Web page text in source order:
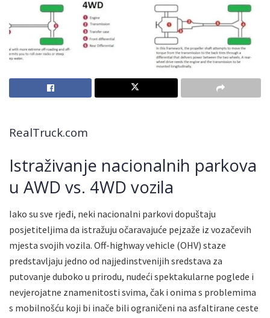
RealTruck.com
Istraživanje nacionalnih parkova
u AWD vs. 4WD vozila
Iako su sve rjeđi, neki nacionalni parkovi dopuštaju
posjetiteljima da istražuju očaravajuće pejzaže iz vozačevih
mjesta svojih vozila. Off-highway vehicle (OHV) staze
predstavljaju jedno od najjedinstvenijih sredstava za
putovanje duboko u prirodu, nudeći spektakularne poglede i
nevjerojatne znamenitosti svima, čak i onima s problemima
s mobilnošću koji bi inače bili ograničeni na asfaltirane ceste